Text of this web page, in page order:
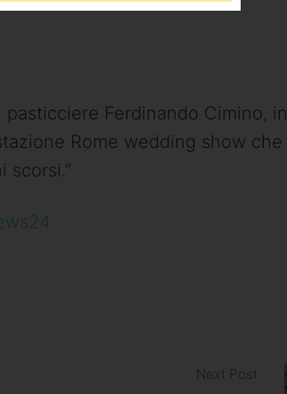
Ferdinando Cimino, in
Rome wedding show che
scorsi.”